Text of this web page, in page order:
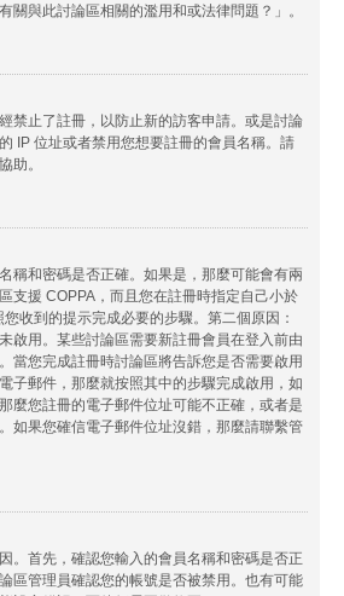
關與此討論區相關的濫用和或法律問題？」。
禁止了註冊，以防止新的訪客申請。或是討論
IP 位址或者禁用您想要註冊的會員名稱。請
助。
稱和密碼是否正確。如果是，那麼可能會有兩
支援 COPPA，而且您在註冊時指定自己小於
收到的提示完成必要的步驟。第二個原因：
啟用。某些討論區需要新註冊會員在登入前由
當您完成註冊時討論區將告訴您是否需要啟用
子郵件，那麼就按照其中的步驟完成啟用，如
麼您註冊的電子郵件位址可能不正確，或者是
如果您確信電子郵件位址沒錯，那麼請聯繫管
。首先，確認您輸入的會員名稱和密碼是否正
區管理員確認您的帳號是否被禁用。也有可能